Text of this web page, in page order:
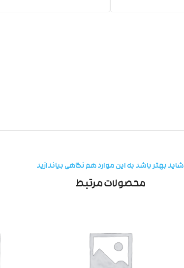
شاید بهتر باشد به این موارد هم نگاهی بیاندازید
محصولات مرتبط